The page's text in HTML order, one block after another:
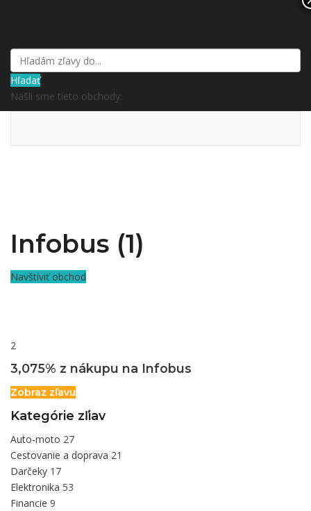
Hľadať
Našli sme tieto obchody:
Infobus (1)
Navštíviť obchod
2
3,075% z nákupu na Infobus
Zobraz zľavu
Kategórie zľiav
Auto-moto 27
Cestovanie a doprava 21
Darčeky 17
Elektronika 53
Financie 9